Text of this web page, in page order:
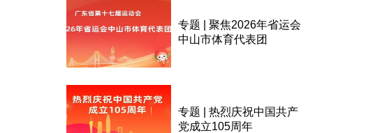
专题 | 聚焦2026年省运会
中山市体育代表团
专题 | 热烈庆祝中国共产
党成立105周年